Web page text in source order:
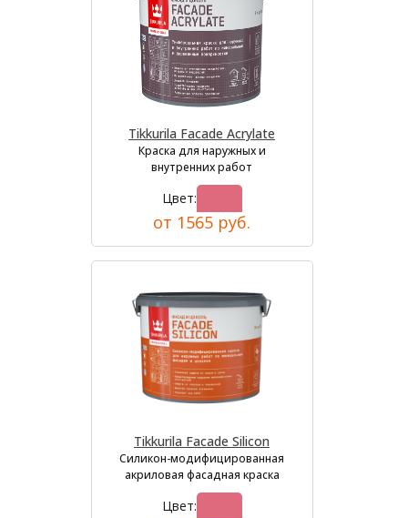
Tikkurila Facade Acrylate
Краска для наружных и
внутренних работ
Цвет:
от 1565 руб.
Tikkurila Facade Silicon
Силикон-модифицированная
акриловая фасадная краска
Цвет: